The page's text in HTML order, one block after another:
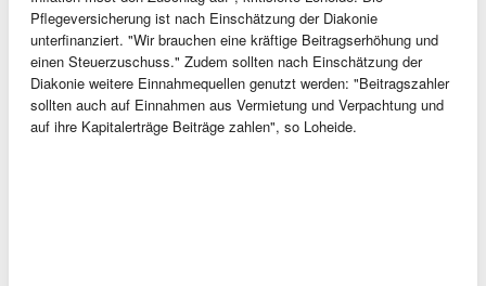
Pflegeversicherung ist nach Einschätzung der Diakonie
unterfinanziert. "Wir brauchen eine kräftige Beitragserhöhung und
einen Steuerzuschuss." Zudem sollten nach Einschätzung der
Diakonie weitere Einnahmequellen genutzt werden: "Beitragszahler
sollten auch auf Einnahmen aus Vermietung und Verpachtung und
auf ihre Kapitalerträge Beiträge zahlen", so Loheide.